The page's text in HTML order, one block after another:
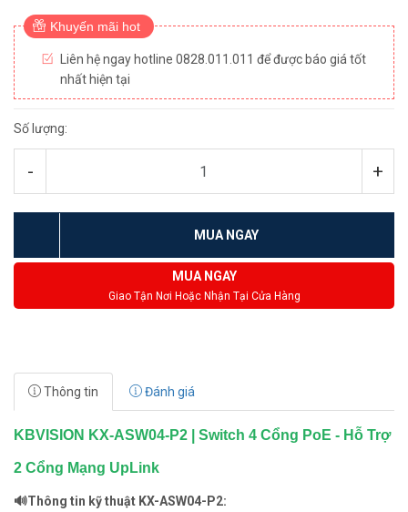
100Mbps Uplink port Hỗ trợ chế độ mở rộng đường truyền ...
Khuyến mãi hot
Liên hệ ngay hotline 0828.011.011 để được báo giá tốt
nhất hiện tại
Số lượng:
- +
MUA NGAY
MUA NGAY
Giao Tận Nơi Hoặc Nhận Tại Cửa Hàng
Thông tin Đánh giá
KBVISION KX-ASW04-P2 | Switch 4 Cổng PoE - Hỗ Trợ
2 Cổng Mạng UpLink
🔊Thông tin kỹ thuật KX-ASW04-P2: